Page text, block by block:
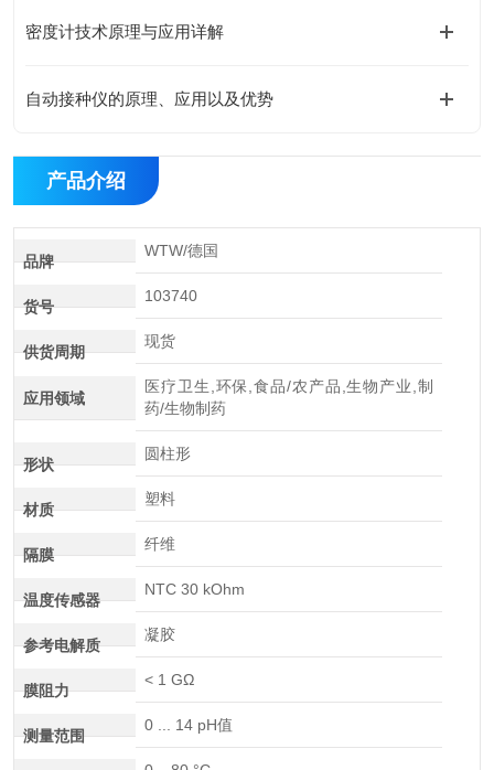
密度计技术原理与应用详解
自动接种仪的原理、应用以及优势
产品介绍
品牌
WTW/德国
货号
103740
供货周期
现货
应用领域
医疗卫生,环保,食品/农产品,生物产业,制
药/生物制药
形状
圆柱形
材质
塑料
隔膜
纤维
温度传感器
NTC 30 kOhm
参考电解质
凝胶
膜阻力
< 1 GΩ
测量范围
0 ... 14 pH值